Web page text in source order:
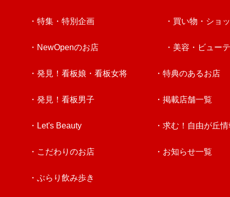
・特集・特別企画
・NewOpenのお店
・発見！看板娘・看板女将
・発見！看板男子
・Let's Beauty
・こだわりのお店
・ぶらり飲み歩き
・買い物・ショ
・美容・ビュー
・特典のあるお店
・掲載店舗一覧
・求む！自由が丘
・お知らせ一覧